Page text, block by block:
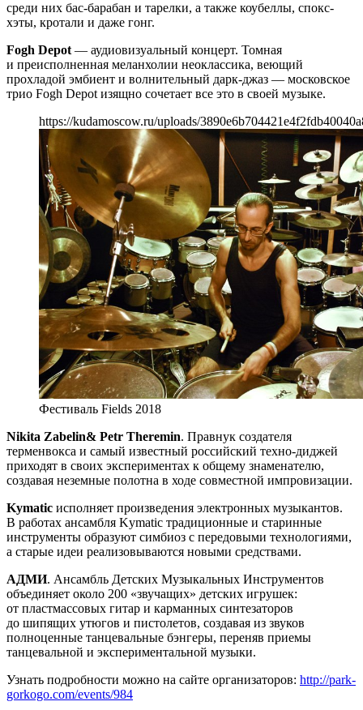
среди них бас-барабан и тарелки, а также коубеллы, спокс-
хэты, кротали и даже гонг.
Fogh Depot — аудиовизуальный концерт. Томная
и преисполненная меланхолии неоклассика, веющий
прохладой эмбиент и волнительный дарк-джаз — московское
трио Fogh Depot изящно сочетает все это в своей музыке.
https://kudamoscow.ru/uploads/
Фестиваль Fields 2018
Nikita Zabelin& Petr Theremin. Правнук создателя
терменвокса и самый известный российский техно-диджей
приходят в своих экспериментах к общему знаменателю,
создавая неземные полотна в ходе совместной импровизации.
Kymatic исполняет произведения электронных музыкантов.
В работах ансамбля Kymatic традиционные и старинные
инструменты образуют симбиоз с передовыми технологиями,
а старые идеи реализовываются новыми средствами.
АДМИ. Ансамбль Детских Музыкальных Инструментов
объединяет около 200 «звучащих» детских игрушек:
от пластмассовых гитар и карманных синтезаторов
до шипящих утюгов и пистолетов, создавая из звуков
полноценные танцевальные бэнгеры, переняв приемы
танцевальной и экспериментальной музыки.
Узнать подробности можно на сайте организаторов: http://park-
gorkogo.com/events/984